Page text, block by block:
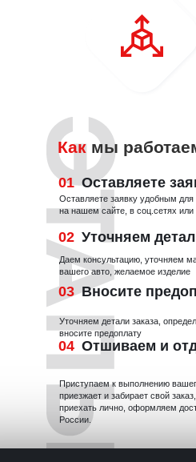
Как мы
Даем консультацию, уточняем
вашего авто, желаемое изделие
Уточняем детали заказа,
вносите предоплату
01
02
03
04
Оставляете
Уточняем
Вносите
Отшиваем и
Приступаем к выполнению
приезжает и забирает свой
приехать лично, оформляем
России.
Оставляете заявку удобным для
на нашем сайте, в соц.сетях